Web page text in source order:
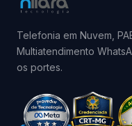
Telefonia em Nuvem,
Multiatendimento
os portes.